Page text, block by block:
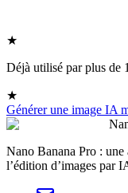
★
Déjà utilisé par plus de
★
Générer une image IA
Nano Banana Pro : une
l’édition d’images par